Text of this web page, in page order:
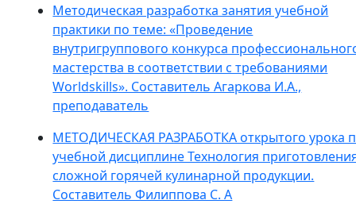
Методическая разработка занятия учебной
практики по теме: «Проведение
внутригруппового конкурса
мастерства в соответствии с требованиями
Worldskills». Составитель Агаркова И.А.,
преподаватель
МЕТОДИЧЕСКАЯ РАЗРАБОТКА открытого урока
учебной дисциплине Технология
сложной горячей кулинарной продукции.
Составитель Филиппова С. А